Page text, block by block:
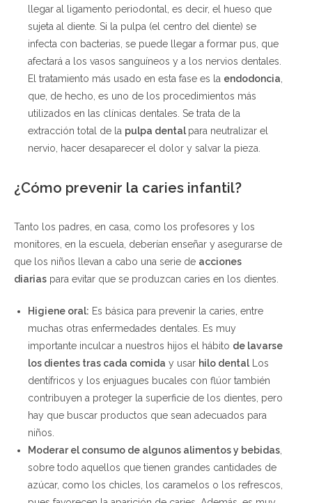
llegar al ligamento periodontal, es decir, el hueso que
sujeta al diente. Si la pulpa (el centro del diente) se
infecta con bacterias, se puede llegar a formar pus, que
afectará a los vasos sanguíneos y a los nervios dentales.
El tratamiento más usado en esta fase es la endodoncia
que, de hecho, es uno de los procedimientos más
utilizados en las clínicas dentales. Se trata de la
extracción total de la pulpa dental para neutralizar el
nervio, hacer desaparecer el dolor y salvar la pieza.
¿Cómo prevenir la caries infantil?
Tanto los padres, en casa, como los profesores y los
monitores, en la escuela, deberían enseñar y asegurarse de
que los niños llevan a cabo una serie de acciones
diarias para evitar que se produzcan caries en los dientes.
Higiene oral: Es básica para prevenir la caries, entre
muchas otras enfermedades dentales. Es muy
importante inculcar a nuestros hijos el hábito de lavarse
los dientes tras cada comida y usar hilo dental Los
dentífricos y los enjuagues bucales con flúor también
contribuyen a proteger la superficie de los dientes, pero
hay que buscar productos que sean adecuados para
niños.
Moderar el consumo de algunos alimentos y bebidas
sobre todo aquellos que tienen grandes cantidades de
azúcar, como los chicles, los caramelos o los refrescos,